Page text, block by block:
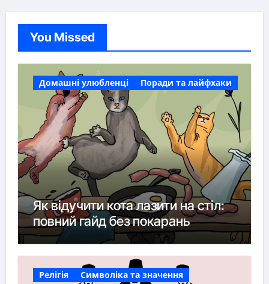
You Missed
Домашні улюбленці Поради та лайфхаки
Як відучити кота лазити на стіл:
повний гайд без покарань
Релігія Символіка та значення